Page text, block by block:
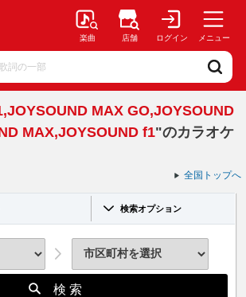
楽曲 店舗 ログイン メニュー
MAX GO,JOYSOUND
MAX,JOYSOUND f1"のカラオケ
全国トップへ
検索オプション
検 索